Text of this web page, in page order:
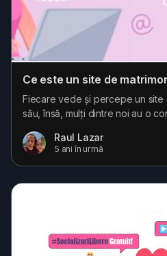
Ce este un site de
Fiecare vede și percepe un site
său, însă, mulți dintre noi au o
ce ar trebui să faci și să nu faci
definitie generală: Un site de
vederea distracției,...
Raul Lazar
5 ani în urmă